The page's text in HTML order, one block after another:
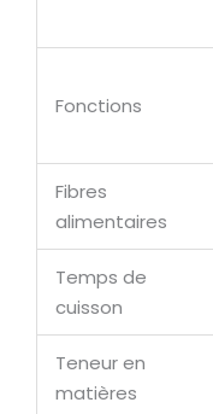
Fonctions
Fibres
alimentaires
Temps de
cuisson
Teneur en
matières